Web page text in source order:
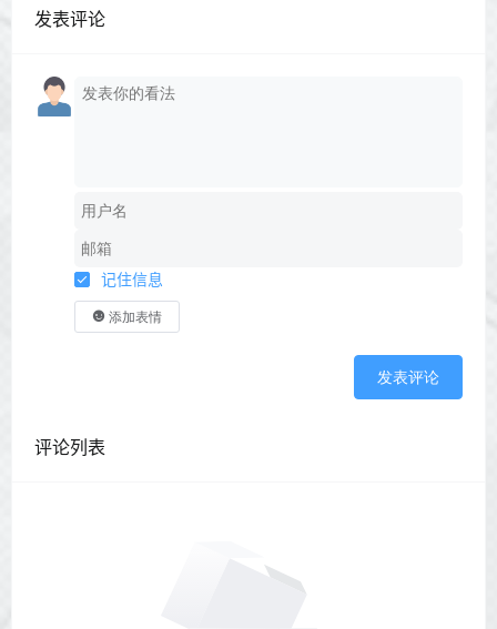
发表评论
记住信息
添加表情
发表评论
评论列表